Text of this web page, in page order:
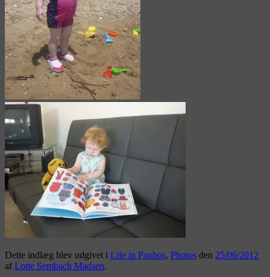
Dette indlæg blev udgivet i Life in Paphos, Photos den 25/06/2012
af Lotte Sembach Madsen.